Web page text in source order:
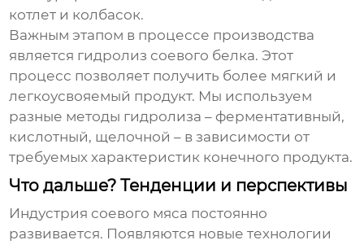
котлет и колбасок.
Важным этапом в процессе производства
является гидролиз соевого белка. Этот
процесс позволяет получить более мягкий и
легкоусвояемый продукт. Мы используем
разные методы гидролиза – ферментативный,
кислотный, щелочной – в зависимости от
требуемых характеристик конечного продукта.
Что дальше? Тенденции и перспективы
Индустрия соевого мяса постоянно
развивается. Появляются новые технологии